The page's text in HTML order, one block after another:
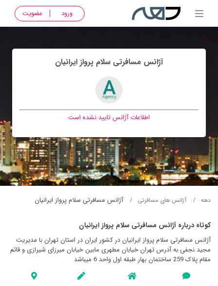
ورود عضویت
آژانس مسافرتی سلام پرواز ايرانيان
اطلاعات آژانس تایید نشده است
دهه آژانس های مسافرتی آژانس مسافرتی سلام پرواز ايرانيان
کوتاه درباره آژانس مسافرتی سلام پرواز ايرانيان
آژانس مسافرتی سلام پرواز ايرانيان در کشور ایران در استان تهران با مدیریت
مجید نجفی به آدرس تهران خیابان مطهری مابین خیابان میرزای شیرازی و قائم
مقام پلاک 259 ساختمان بهار طبقه اول واحد 6 میباشد